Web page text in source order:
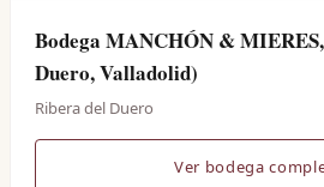
Bodega MANCHÓN &
Duero, Valladolid)
Ribera del Duero
Ver bodega